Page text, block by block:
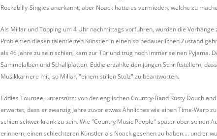
Rockabilly-Singles anerkannt, aber Noack hatte es vermieden, welche zu
Als Millar und Topping um 4 Uhr nachmittags vorfuhren, wurden die
Problemen diesen talentierten Künstler in einen so bedauerlichen Zustand
als 46 Jahre zu sein schien, kam zur Tür und trug noch immer seinen
Sammelalben und Schallplatten. Eddie erzählte den jungen Schriftstellern,
Musikkarriere mit, so Millar, "einem stillen Stolz" zu beantworten.
Eddies Tournee, unterstützt von der englischen Country-Band Rusty Douch
erwartet, dass er zwanzig Jahre zuvor etwas Ähnliches wie einen Time-Warp
schien schwer krank zu sein. Wie "Country Music People" später über seinen
erinnern, einen schlechteren Künstler als Noack gesehen zu haben.... und er